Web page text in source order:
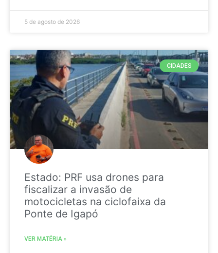
5 de agosto de 2026
CIDADES
Estado: PRF usa drones para
fiscalizar a invasão de
motocicletas na ciclofaixa da
Ponte de Igapó
VER MATÉRIA »